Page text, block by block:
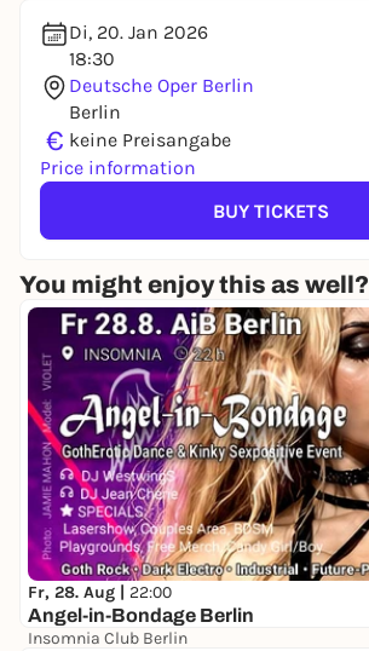
Di, 20. Jan 2026
18:30
Deutsche Oper Berlin
Berlin
€ keine Preisangabe
Price information
BUY TICKETS
You might enjoy this as well?
Fr, 28. Aug | 22:00
Angel-in-Bondage Berlin
Insomnia Club Berlin